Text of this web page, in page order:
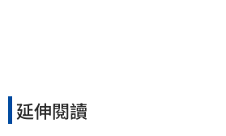
延伸閱讀